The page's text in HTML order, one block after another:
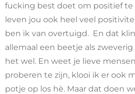
fucking best doet om positief te
leven jou ook heel veel
ben ik van overtuigd. En dat
allemaal een beetje als
het wel. En weet je lieve
proberen te zijn, klooi ik er ook
potje op los hè. Maar dat doen